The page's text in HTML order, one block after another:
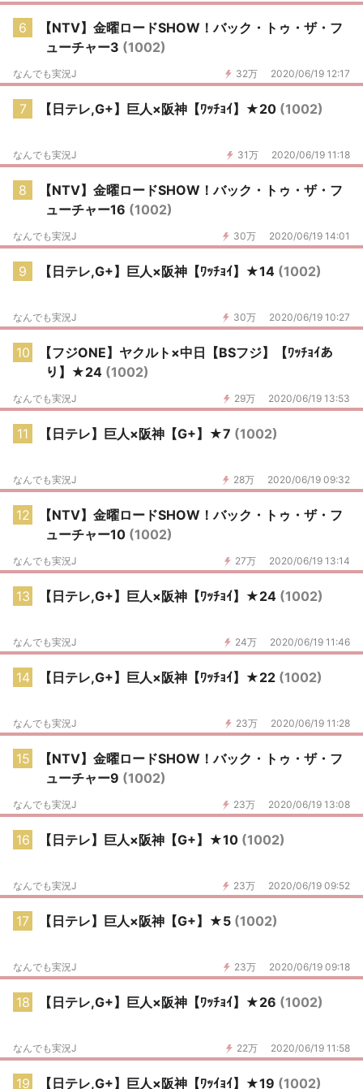
6
【NTV】金曜ロードSHOW！バック・トゥ・ザ・フ
ューチャー3 (1002)
32万 2020/06/19 12:17
なんでも実況J
7 【日テレ,G+】巨人×阪神【ﾜｯﾁｮｲ】★20 (1002)
31万 2020/06/19 11:18
なんでも実況J
8
【NTV】金曜ロードSHOW！バック・トゥ・ザ・フ
ューチャー16 (1002)
30万 2020/06/19 14:01
なんでも実況J
9 【日テレ,G+】巨人×阪神【ﾜｯﾁｮｲ】★14 (1002)
30万 2020/06/19 10:27
なんでも実況J
10
【フジONE】ヤクルト×中日【BSフジ】【ﾜｯﾁｮｲあ
り】★24 (1002)
29万 2020/06/19 13:53
なんでも実況J
11 【日テレ】巨人×阪神【G+】★7 (1002)
28万 2020/06/19 09:32
なんでも実況J
12
【NTV】金曜ロードSHOW！バック・トゥ・ザ・フ
ューチャー10 (1002)
27万 2020/06/19 13:14
なんでも実況J
13 【日テレ,G+】巨人×阪神【ﾜｯﾁｮｲ】★24 (1002)
24万 2020/06/19 11:46
なんでも実況J
14 【日テレ,G+】巨人×阪神【ﾜｯﾁｮｲ】★22 (1002)
23万 2020/06/19 11:28
なんでも実況J
15
【NTV】金曜ロードSHOW！バック・トゥ・ザ・フ
ューチャー9 (1002)
23万 2020/06/19 13:08
なんでも実況J
16 【日テレ】巨人×阪神【G+】★10 (1002)
23万 2020/06/19 09:52
なんでも実況J
17 【日テレ】巨人×阪神【G+】★5 (1002)
23万 2020/06/19 09:18
なんでも実況J
18 【日テレ,G+】巨人×阪神【ﾜｯﾁｮｲ】★26 (1002)
22万 2020/06/19 11:58
なんでも実況J
19 【日テレ,G+】巨人×阪神【ﾜｯｲｮｲ】★19 (1002)